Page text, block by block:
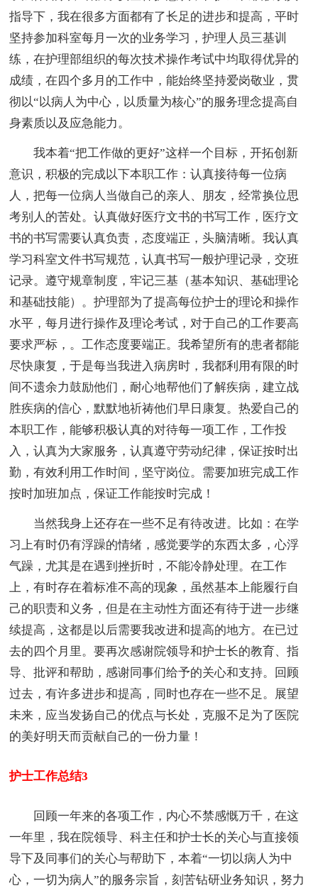
指导下，我在很多方面都有了长足的进步和提高，平时
坚持参加科室每月一次的业务学习，护理人员三基训
练，在护理部组织的每次技术操作考试中均取得优异的
成绩，在四个多月的工作中，能始终坚持爱岗敬业，贯
彻以“以病人为中心，以质量为核心”的服务理念提高自
身素质以及应急能力。
我本着“把工作做的更好”这样一个目标，开拓创新
意识，积极的完成以下本职工作：认真接待每一位病
人，把每一位病人当做自己的亲人、朋友，经常换位思
考别人的苦处。认真做好医疗文书的书写工作，医疗文
书的书写需要认真负责，态度端正，头脑清晰。我认真
学习科室文件书写规范，认真书写一般护理记录，交班
记录。遵守规章制度，牢记三基（基本知识、基础理论
和基础技能）。护理部为了提高每位护士的理论和操作
水平，每月进行操作及理论考试，对于自己的工作要高
要求严标，。工作态度要端正。我希望所有的患者都能
尽快康复，于是每当我进入病房时，我都利用有限的时
间不遗余力鼓励他们，耐心地帮他们了解疾病，建立战
胜疾病的信心，默默地祈祷他们早日康复。热爱自己的
本职工作，能够积极认真的对待每一项工作，工作投
入，认真为大家服务，认真遵守劳动纪律，保证按时出
勤，有效利用工作时间，坚守岗位。需要加班完成工作
按时加班加点，保证工作能按时完成！
当然我身上还存在一些不足有待改进。比如：在学
习上有时仍有浮躁的情绪，感觉要学的东西太多，心浮
气躁，尤其是在遇到挫折时，不能冷静处理。在工作
上，有时存在着标准不高的现象，虽然基本上能履行自
己的职责和义务，但是在主动性方面还有待于进一步继
续提高，这都是以后需要我改进和提高的地方。在已过
去的四个月里。要再次感谢院领导和护士长的教育、指
导、批评和帮助，感谢同事们给予的关心和支持。回顾
过去，有许多进步和提高，同时也存在一些不足。展望
未来，应当发扬自己的优点与长处，克服不足为了医院
的美好明天而贡献自己的一份力量！
护士工作总结3
回顾一年来的各项工作，内心不禁感慨万千，在这
一年里，我在院领导、科主任和护士长的关心与直接领
导下及同事们的关心与帮助下，本着“一切以病人为中
心，一切为病人”的服务宗旨，刻苦钻研业务知识，努力